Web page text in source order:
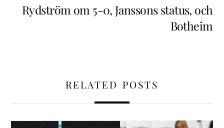
Rydström om 5-0, Janssons status, och
Botheim
RELATED POSTS